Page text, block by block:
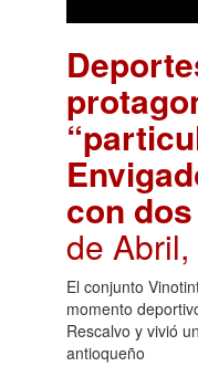
con
de
El conjunto
momento
Rescalvo y vivió
antioqueño